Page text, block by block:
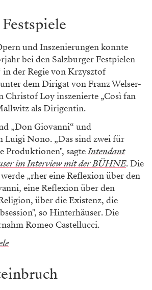
und Inszenierungen konnte
bei den Salzburger Festpielen
in der Regie von Krzysztof
dem Dirigat von Franz Welser-
Christof Loy inszenierte „Così fan
als Dirigentin.
„Don Giovanni“ und
Luigi Nono. „Das sind zwei für
Produktionen", sagteIntendant
im Interview mit der BÜHNE. Die
„rher eine Reflexion über den
eine Reflexion über den
über die Existenz, die
so Hinterhäuser. Die
Romeo Castellucci.